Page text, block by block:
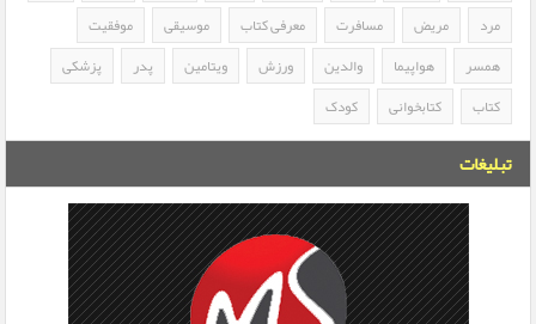
مرد
مریض مسافرت معرفی کتاب موسیقی
موفقیت
همسر
هواپیما والدین ورزش ویتامین پدر
پزشکی
کتاب
کتابخوانی کودک
تبلیغات